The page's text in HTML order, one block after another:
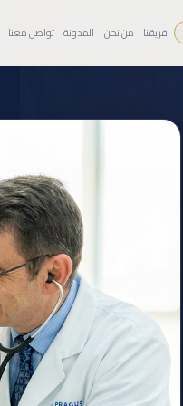
فريقنا من نحن المدونة تواصل معنا